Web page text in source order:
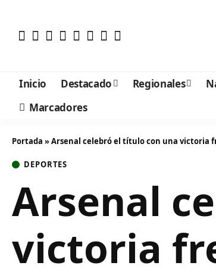
Inicio Destacado Regionales
Marcadores
Portada »Arsenal celebró el título con una victoria
DEPORTES
Arsenal
victoria